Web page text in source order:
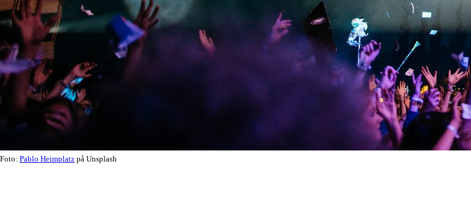
Foto: Pablo Heimplatz på Unsplash